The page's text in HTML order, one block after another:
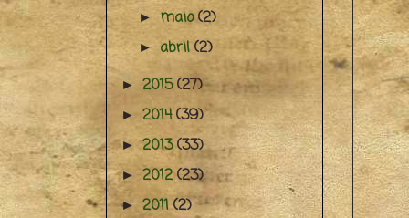
►maio(2)
►abril(2)
► 2015(27)
► 2014(39)
►2013(33)
►2012(23)
► 2011(2)